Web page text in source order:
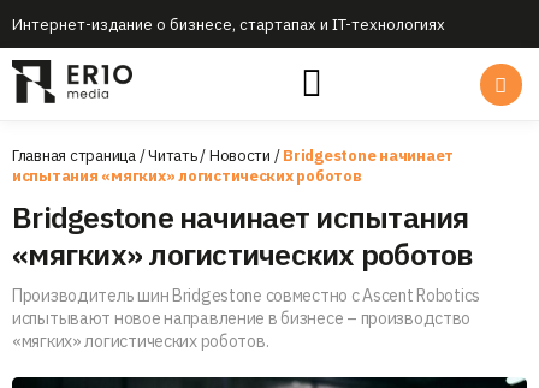
Интернет-издание о бизнесе, стартапах и IT-технологиях
Главная страница/Читать/Новости /Bridgestone начинает
испытания «мягких» логистических роботов
Bridgestone начинает испытания
«мягких» логистических роботов
Производитель шин Bridgestone совместно с Ascent Robotics
испытывают новое направление в бизнесе – производство
«мягких» логистических роботов.